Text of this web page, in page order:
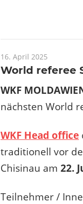
16. April 2025
World referee
WKF
nächsten World
WKF Head office
traditionell vor
Chisinau am 22.
Teilnehmer /